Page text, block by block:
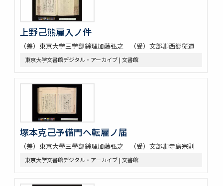
上野己熊雇入ノ件
（差）東京大学三学部綜理加藤弘之 （受）文部卿西郷従道
東京大学文書館デジタル・アーカイブ | 文書館
塚本克己予備門ヘ転雇ノ届
（差）東京大學三學部綜理加藤弘之 （受）文部卿寺島宗則
東京大学文書館デジタル・アーカイブ | 文書館